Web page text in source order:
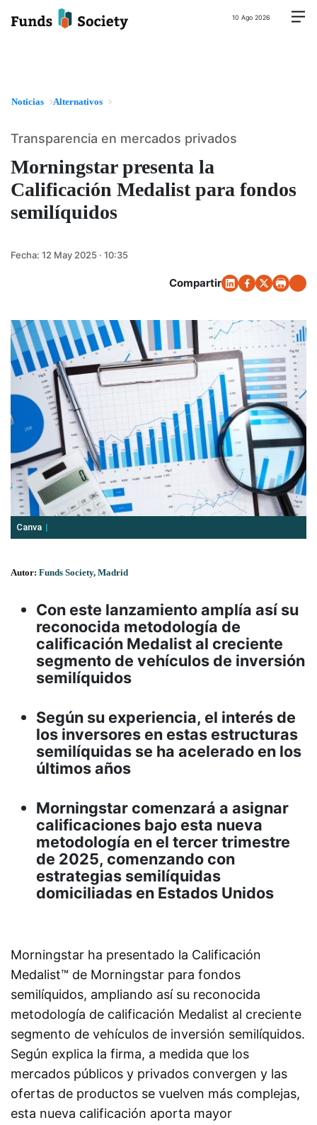
10 Ago 2026
Noticias Alternativos
Morningstar presenta la
Calificación Medalist para fondos
semilíquidos
Transparencia en mercados privados
Fecha: 12 May 2025 · 10:35
Compartir
Canva
Autor: Funds Society, Madrid
Con este lanzamiento amplía así su
reconocida metodología de
calificación Medalist al creciente
segmento de vehículos de inversión
semilíquidos
Según su experiencia, el interés de
los inversores en estas estructuras
semilíquidas se ha acelerado en los
últimos años
Morningstar comenzará a asignar
calificaciones bajo esta nueva
metodología en el tercer trimestre
de 2025, comenzando con
estrategias semilíquidas
domiciliadas en Estados Unidos
Morningstar ha presentado la Calificación
Medalist™ de Morningstar para fondos
semilíquidos, ampliando así su reconocida
metodología de calificación Medalist al creciente
segmento de vehículos de inversión semilíquidos.
Según explica la firma, a medida que los
mercados públicos y privados convergen y las
ofertas de productos se vuelven más complejas,
esta nueva calificación aporta mayor